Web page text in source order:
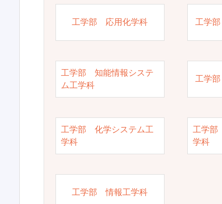
工学部 応用化学科 工学
工学部 知能情報システ
ム工学科
工学
工学部 化学システム工
学科
工学部
学科
工学部 情報工学科